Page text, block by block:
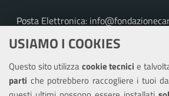
USIAMO I COOKIES
Questo sito utilizzacookie tecnicie
parti che potrebbero raccogliere i tuoi
Posta Elettronica:
Leggi le FAQ
Amministrazione trasparente